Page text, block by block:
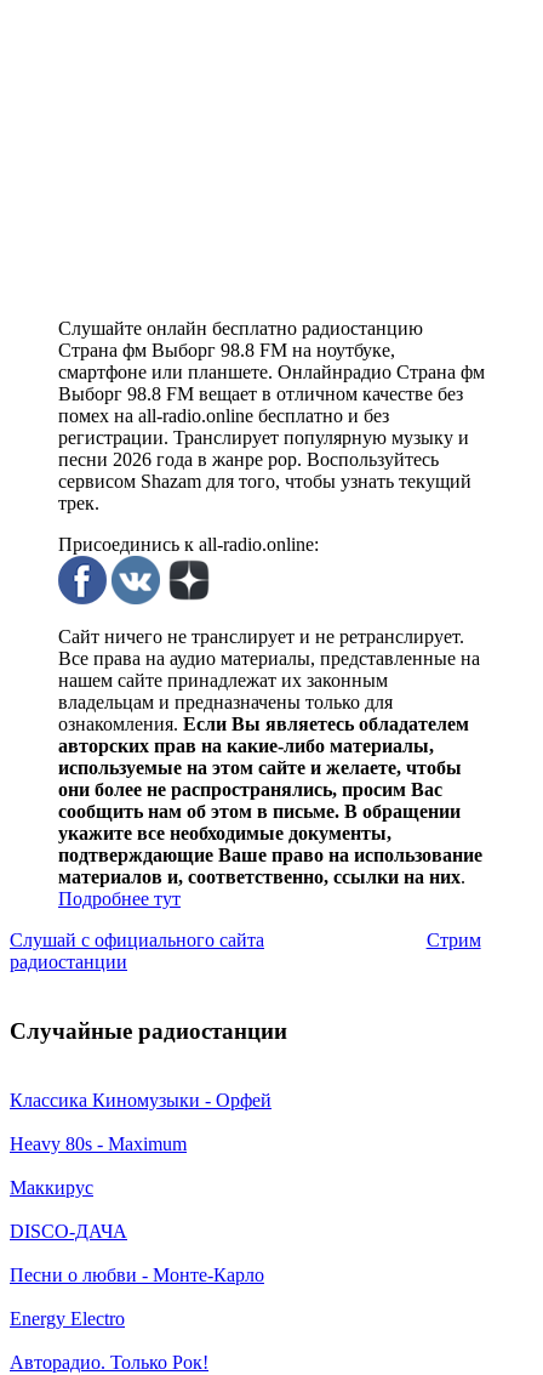
Слушайте онлайн бесплатно радиостанцию
Страна фм Выборг 98.8 FM на ноутбуке,
смартфоне или планшете. Онлайнрадио Страна фм
Выборг 98.8 FM вещает в отличном качестве без
помех на all-radio.online бесплатно и без
регистрации. Транслирует популярную музыку и
песни 2026 года в жанре pop. Воспользуйтесь
сервисом Shazam для того, чтобы узнать текущий
трек.
Присоединись к all-radio.online:
Сайт ничего не транслирует и не ретранслирует.
Все права на аудио материалы, представленные на
нашем сайте принадлежат их законным
владельцам и предназначены только для
ознакомления. Если Вы являетесь обладателем
авторских прав на какие-либо материалы,
используемые на этом сайте и желаете, чтобы
они более не распространялись, просим Вас
сообщить нам об этом в письме. В обращении
укажите все необходимые документы,
подтверждающие Ваше право на использование
материалов и, соответственно, ссылки на них.
Подробнее тут
Слушай с официального сайта
Стрим
радиостанции
Случайные радиостанции
Классика Киномузыки - Орфей
Heavy 80s - Maximum
Маккирус
DISCO-ДАЧА
Песни о любви - Монте-Карло
Energy Electro
Авторадио. Только Рок!